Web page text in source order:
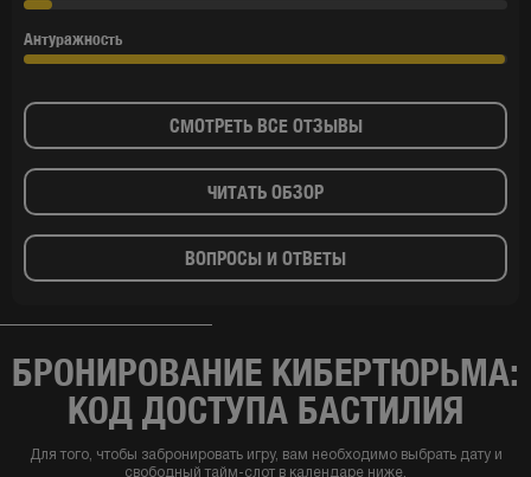
Антуражность
СМОТРЕТЬ ВСЕ ОТЗЫВЫ
ЧИТАТЬ ОБЗОР
ВОПРОСЫ И ОТВЕТЫ
БРОНИРОВАНИЕ КИБЕРТЮРЬМА:
КОД ДОСТУПА БАСТИЛИЯ
Для того, чтобы забронировать игру, вам необходимо выбрать дату и
свободный тайм-слот в календаре ниже.